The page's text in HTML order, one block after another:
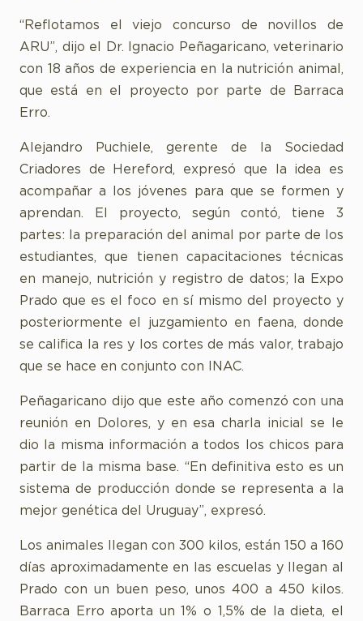
“Reflotamos el viejo concurso de novillos de
ARU”, dijo el Dr. Ignacio Peñagaricano, veterinario
con 18 años de experiencia en la nutrición animal,
que está en el proyecto por parte de Barraca
Erro.
Alejandro Puchiele, gerente de la Sociedad
Criadores de Hereford, expresó que la idea es
acompañar a los jóvenes para que se formen y
aprendan. El proyecto, según contó, tiene 3
partes: la preparación del animal por parte de los
estudiantes, que tienen capacitaciones técnicas
en manejo, nutrición y registro de datos; la Expo
Prado que es el foco en sí mismo del proyecto y
posteriormente el juzgamiento en faena, donde
se califica la res y los cortes de más valor, trabajo
que se hace en conjunto con INAC.
Peñagaricano dijo que este año comenzó con una
reunión en Dolores, y en esa charla inicial se le
dio la misma información a todos los chicos para
partir de la misma base. “En definitiva esto es un
sistema de producción donde se representa a la
mejor genética del Uruguay”, expresó.
Los animales llegan con 300 kilos, están 150 a 160
días aproximadamente en las escuelas y llegan al
Prado con un buen peso, unos 400 a 450 kilos.
Barraca Erro aporta un 1% o 1,5% de la dieta, el